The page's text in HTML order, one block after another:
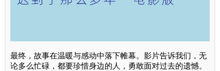
最终，故事在温暖与感动中落下帷幕。影片告诉我们，无
论多么忙碌，都要珍惜身边的人，勇敢面对过去的遗憾。